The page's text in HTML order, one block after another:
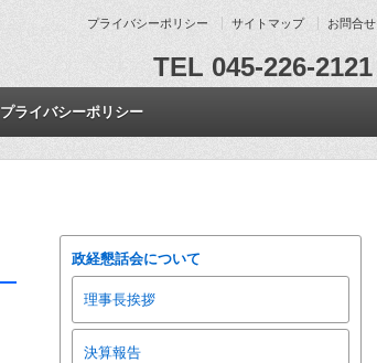
プライバシーポリシー サイトマップ お問合せ
TEL 045-226-2121
プライバシーポリシー
政経懇話会について
理事長挨拶
決算報告